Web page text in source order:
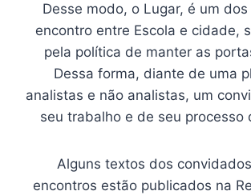
Desse modo, o Lugar, é um
encontro entre Escola e cidade,
pela política de manter as
Dessa forma, diante de uma
analistas e não analistas, um
seu trabalho e de seu processo
Alguns textos dos
encontros estão publicados na